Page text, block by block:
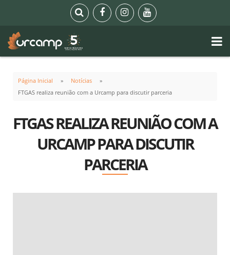
Página Inicial
Notícias
FTGAS realiza reunião com a Urcamp para discutir parceria
FTGAS REALIZA REUNIÃO COM A
URCAMP PARA DISCUTIR
PARCERIA